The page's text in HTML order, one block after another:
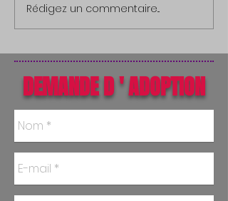
Rédigez un commentaire...
DEMANDE D ' ADOPTION